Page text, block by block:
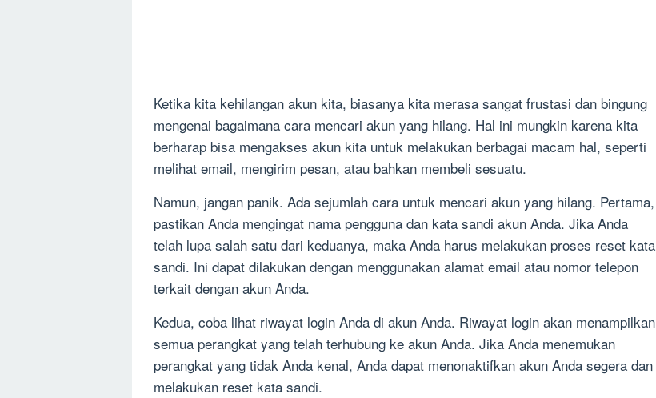
Ketika kita kehilangan akun kita, biasanya kita merasa sangat frustasi dan bingung
mengenai bagaimana cara mencari akun yang hilang. Hal ini mungkin karena kita
berharap bisa mengakses akun kita untuk melakukan berbagai macam hal, seperti
melihat email, mengirim pesan, atau bahkan membeli sesuatu.
Namun, jangan panik. Ada sejumlah cara untuk mencari akun yang hilang. Pertama,
pastikan Anda mengingat nama pengguna dan kata sandi akun Anda. Jika Anda
telah lupa salah satu dari keduanya, maka Anda harus melakukan proses reset kata
sandi. Ini dapat dilakukan dengan menggunakan alamat email atau nomor telepon
terkait dengan akun Anda.
Kedua, coba lihat riwayat login Anda di akun Anda. Riwayat login akan menampilkan
semua perangkat yang telah terhubung ke akun Anda. Jika Anda menemukan
perangkat yang tidak Anda kenal, Anda dapat menonaktifkan akun Anda segera dan
melakukan reset kata sandi.